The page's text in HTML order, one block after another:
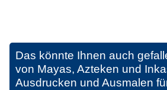
Das könnte Ihnen auch
von Mayas, Azteken und
Ausdrucken und Ausmalen